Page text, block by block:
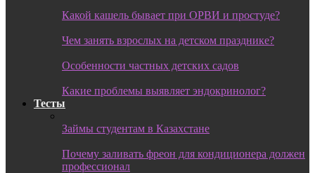
Какой кашель бывает при ОРВИ и простуде?
Чем занять взрослых на детском празднике?
Особенности частных детских садов
Какие проблемы выявляет эндокринолог?
Тесты
Займы студентам в Казахстане
Почему заливать фреон для кондиционера должен
профессионал